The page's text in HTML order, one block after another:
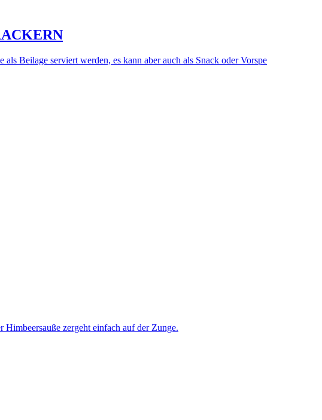
Beilage serviert werden, es kann aber auch als Snack oder Vorspe
zergeht einfach auf der Zunge.